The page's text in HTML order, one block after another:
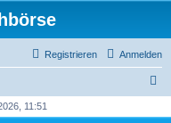
Anmelden
Registrieren
11:51